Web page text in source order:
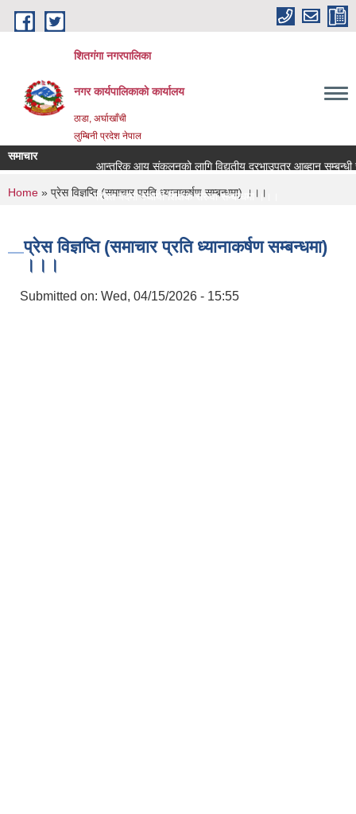
Skip to main content
शितगंगा नगरपालिका
नगर कार्यपालिकाकाे कार्यालय
ठाडा, अर्घाखाँची
लुम्बिनी प्रदेश नेपाल
समाचार
आन्तरिक आय संकलनको लागि विद्युतीय दरभाउपत्र आब्हान सम्बन्धी
रिक्त पदमा स्थायी शिक्षक सरुवा सम्बन्धमा ।।।
You are here
Home » प्रेस विज्ञप्ति (समाचार प्रति ध्यानाकर्षण सम्बन्धमा) ।।।
प्रेस विज्ञप्ति (समाचार प्रति ध्यानाकर्षण सम्बन्धमा)
।।।
Submitted on: Wed, 04/15/2026 - 15:55